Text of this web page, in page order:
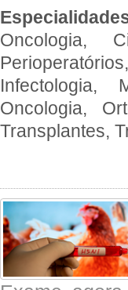
Oncologia,
Infectologia,
Oncologia,
Transplantes,